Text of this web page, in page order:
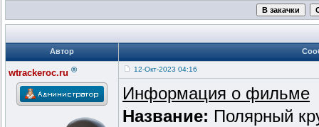
Автор
wtrackeroc.ru ® 12-Окт-2023 04:16
Информация о фильме
Название: Полярный